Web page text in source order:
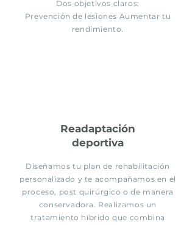
Dos objetivos claros:
Prevención de lesiones Aumentar tu
rendimiento.
Readaptación
deportiva
Diseñamos tu plan de rehabilitación
personalizado y te acompañamos en el
proceso, post quirúrgico o de manera
conservadora. Realizamos un
tratamiento híbrido que combina